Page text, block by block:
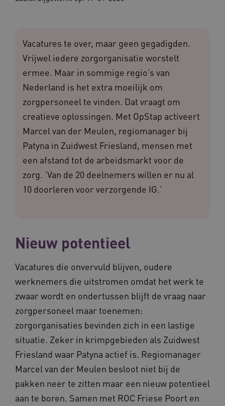
Vacatures te over, maar geen gegadigden.
Vrijwel iedere zorgorganisatie worstelt
ermee. Maar in sommige regio’s van
Nederland is het extra moeilijk om
zorgpersoneel te vinden. Dat vraagt om
creatieve oplossingen. Met OpStap activeert
Marcel van der Meulen, regiomanager bij
Patyna in Zuidwest Friesland, mensen met
een afstand tot de arbeidsmarkt voor de
zorg. ‘Van de 20 deelnemers willen er nu al
10 doorleren voor verzorgende IG.’
Nieuw potentieel
Vacatures die onvervuld blijven, oudere
werknemers die uitstromen omdat het werk te
zwaar wordt en ondertussen blijft de vraag naar
zorgpersoneel maar toenemen:
zorgorganisaties bevinden zich in een lastige
situatie. Zeker in krimpgebieden als Zuidwest
Friesland waar Patyna actief is. Regiomanager
Marcel van der Meulen besloot niet bij de
pakken neer te zitten maar een nieuw potentieel
aan te boren. Samen met ROC Friese Poort en